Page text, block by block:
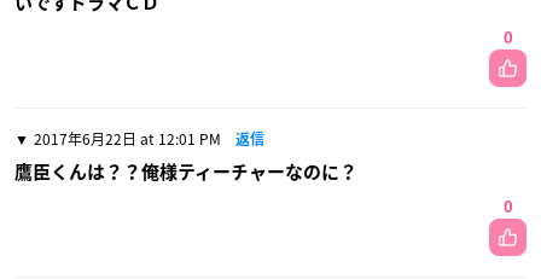
0
2017年6月22日 at 12:01 PM 返信
鷹臣くんは？？俺様ティーチャーなのに？
0